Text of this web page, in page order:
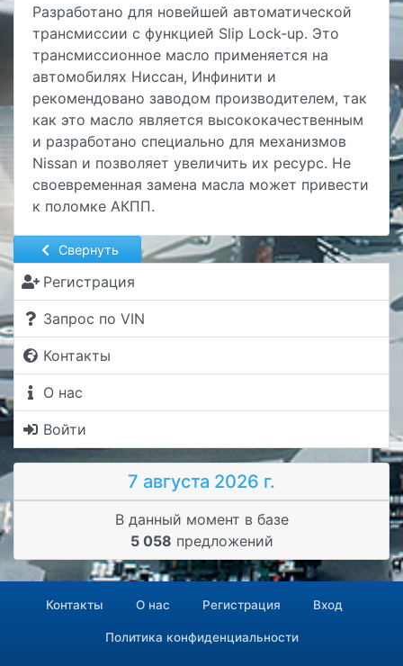
Свернуть
Регистрация
Запрос по VIN
Контакты
О нас
Войти
7 августа 2026 г.
В данный момент в базе
5 058 предложений
Разработано для новейшей автоматической
трансмиссии с функцией Slip Lock-up. Это
трансмиссионное масло применяется на
автомобилях Ниссан, Инфинити и
рекомендовано заводом производителем, так
как это масло является высококачественным
и разработано специально для механизмов
Nissan и позволяет увеличить их ресурс. Не
своевременная замена масла может привести
к поломке АКПП.
Контакты О нас Регистрация Вход
Политика конфиденциальности